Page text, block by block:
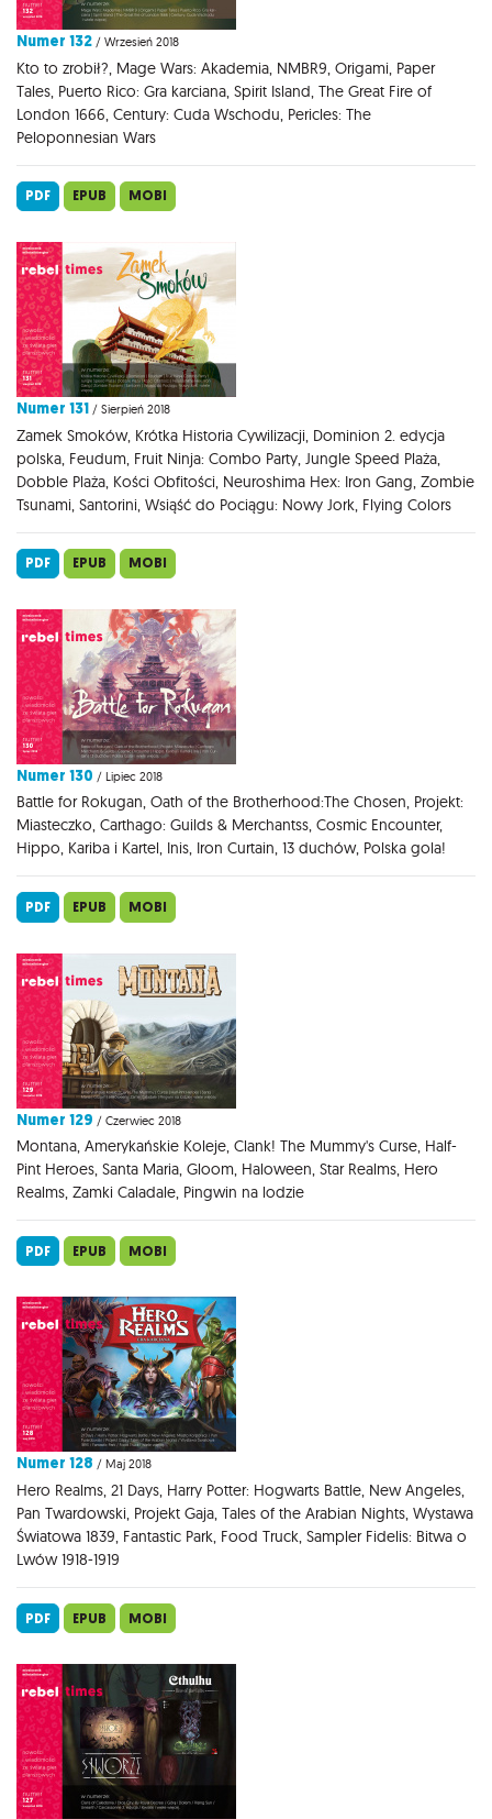
Numer 132 / Wrzesień 2018
Kto to zrobił?, Mage Wars: Akademia, NMBR9, Origami, Paper
Tales, Puerto Rico: Gra karciana, Spirit Island, The Great Fire of
London 1666, Century: Cuda Wschodu, Pericles: The
Peloponnesian Wars
PDF EPUB MOBI
Numer 131 / Sierpień 2018
Zamek Smoków, Krótka Historia Cywilizacji, Dominion 2. edycja
polska, Feudum, Fruit Ninja: Combo Party, Jungle Speed Plaża,
Dobble Plaża, Kości Obfitości, Neuroshima Hex: Iron Gang, Zombie
Tsunami, Santorini, Wsiąść do Pociągu: Nowy Jork, Flying Colors
PDF EPUB MOBI
Numer 130 / Lipiec 2018
Battle for Rokugan, Oath of the Brotherhood:The Chosen, Projekt:
Miasteczko, Carthago: Guilds & Merchantss, Cosmic Encounter,
Hippo, Kariba i Kartel, Inis, Iron Curtain, 13 duchów, Polska gola!
PDF EPUB MOBI
Numer 129 / Czerwiec 2018
Montana, Amerykańskie Koleje, Clank! The Mummy's Curse, Half-
Pint Heroes, Santa Maria, Gloom, Haloween, Star Realms, Hero
Realms, Zamki Caladale, Pingwin na lodzie
PDF EPUB MOBI
Numer 128 / Maj 2018
Hero Realms, 21 Days, Harry Potter: Hogwarts Battle, New Angeles,
Pan Twardowski, Projekt Gaja, Tales of the Arabian Nights, Wystawa
Światowa 1839, Fantastic Park, Food Truck, Sampler Fidelis: Bitwa o
Lwów 1918-1919
PDF EPUB MOBI